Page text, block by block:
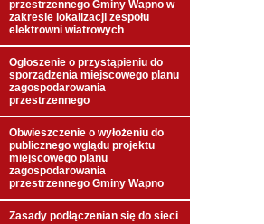
przestrzennego Gminy Wapno w
zakresie lokalizacji zespołu
elektrowni wiatrowych
Ogłoszenie o przystąpieniu do
sporządzenia miejscowego planu
zagospodarowania
przestrzennego
Obwieszczenie o wyłożeniu do
publicznego wglądu projektu
miejscowego planu
zagospodarowania
przestrzennego Gminy Wapno
Zasady podłączenian się do sieci